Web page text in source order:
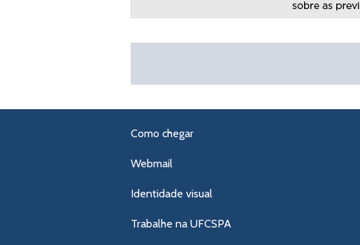
Como chegar
Webmail
Identidade visual
Trabalhe na UFCSPA